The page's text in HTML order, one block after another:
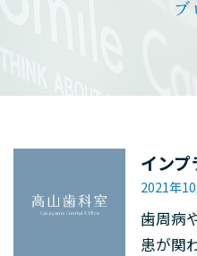
ブ
2021年
歯周病
患が関